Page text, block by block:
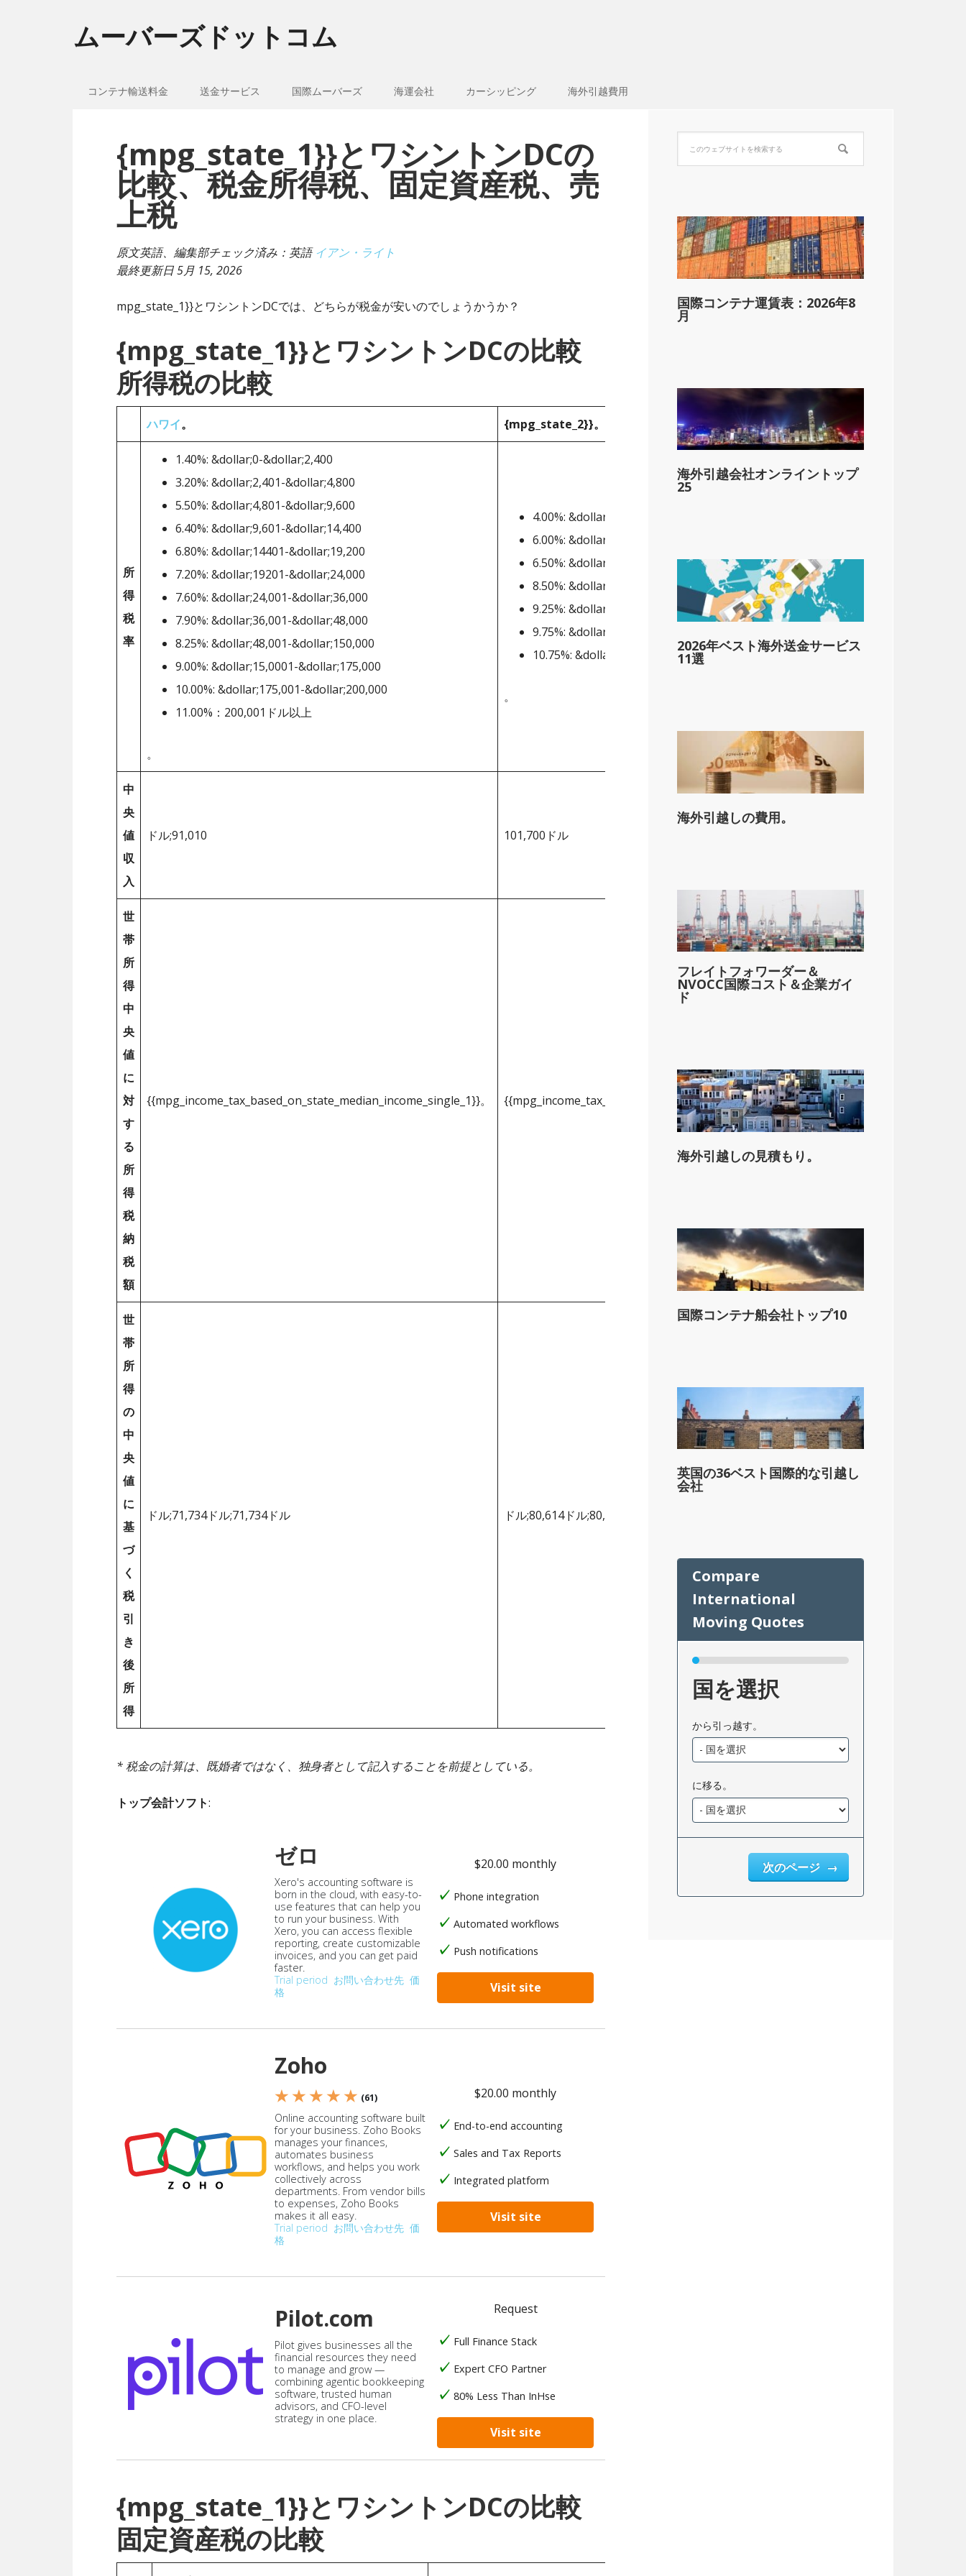
ムーバーズドットコム
コンテナ輸送料金 送金サービス 国際ムーバーズ 海運会社 カーシッピング 海外引越費用
{mpg_state_1}}とワシントンDCの
比較、税金所得税、固定資産税、売
上税
原文英語、編集部チェック済み：英語イアン・ライト
最終更新日5月 15, 2026
mpg_state_1}}とワシントンDCでは、どちらが税金が安いのでしょうかうか？
{mpg_state_1}}とワシントンDCの比較
所得税の比較
ハワイ。 {mpg_state_2}}。
所
得
税
率
1.40%: &dollar;0-&dollar;2,400
3.20%: &dollar;2,401-&dollar;4,800
5.50%: &dollar;4,801-&dollar;9,600
6.40%: &dollar;9,601-&dollar;14,400
6.80%: &dollar;14401-&dollar;19,200
7.20%: &dollar;19201-&dollar;24,000
7.60%: &dollar;24,001-&dollar;36,000
7.90%: &dollar;36,001-&dollar;48,000
8.25%: &dollar;48,001-&dollar;150,000
9.00%: &dollar;15,0001-&dollar;175,000
10.00%: &dollar;175,001-&dollar;200,000
11.00%：200,001ドル以上
。
4.00%: &dollar;0-&dollar;10,000
6.00%: &dollar;10,001-&dollar;40,000
6.50%: &dollar;40,001-&dollar;60,000
8.50%: &dollar;60,001-&dollar;250,000
9.25%: &dollar;250,001-&dollar;500,000
9.75%: &dollar;500,001-&dollar;1,000,000
10.75%: &dollar;,1000,001+
。
中
央
値
収
入
ドル;91,010 101,700ドル
世
帯
所
得
中
央
値
に
対
す
る
所
得
税
納
税
額
{{mpg_income_tax_based_on_state_median_income_single_1}}。 {{mpg_income_tax_based_on_state_median_single_2}}。
世
帯
所
得
の
中
央
値
に
基
づ
く
税
引
き
後
所
得
ドル;71,734ドル;71,734ドル ドル;80,614ドル;80,614ドル
* 税金の計算は、既婚者ではなく、独身者として記入することを前提としている。
トップ会計ソフト:
ゼロ
Xero's accounting software is
born in the cloud, with easy-to-
use features that can help you
to run your business. With
Xero, you can access flexible
reporting, create customizable
invoices, and you can get paid
faster.
Trial period お問い合わせ先 価
格
$20.00 monthly
Phone integration
Automated workflows
Push notifications
Visit site
Zoho
★ ★ ★ ★ ★ (61)
Online accounting software built
for your business. Zoho Books
manages your finances,
automates business
workflows, and helps you work
collectively across
departments. From vendor bills
to expenses, Zoho Books
makes it all easy.
Trial period お問い合わせ先 価
格
$20.00 monthly
End-to-end accounting
Sales and Tax Reports
Integrated platform
Visit site
Pilot.com
Pilot gives businesses all the
financial resources they need
to manage and grow —
combining agentic bookkeeping
software, trusted human
advisors, and CFO-level
strategy in one place.
Request
Full Finance Stack
Expert CFO Partner
80% Less Than InHse
Visit site
{mpg_state_1}}とワシントンDCの比較
固定資産税の比較
国際コンテナ運賃表：2026年8
月
海外引越会社オンライントップ
25
2026年ベスト海外送金サービス
11選
海外引越しの費用。
フレイトフォワーダー＆
NVOCC国際コスト＆企業ガイ
ド
海外引越しの見積もり。
国際コンテナ船会社トップ10
英国の36ベスト国際的な引越し
会社
国を選択
から引っ越す。
に移る。
次のページ